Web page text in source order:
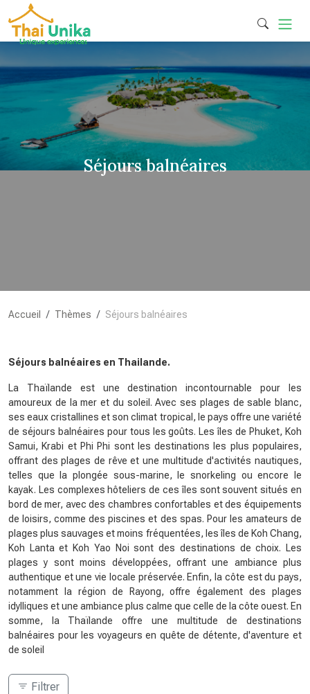
Séjours balnéaires
Accueil Thèmes Séjours balnéaires
Séjours balnéaires en Thailande.
La Thaïlande est une destination incontournable pour les
amoureux de la mer et du soleil. Avec ses plages de sable blanc,
ses eaux cristallines et son climat tropical, le pays offre une variété
de séjours balnéaires pour tous les goûts. Les îles de Phuket, Koh
Samui, Krabi et Phi Phi sont les destinations les plus populaires,
offrant des plages de rêve et une multitude d'activités nautiques,
telles que la plongée sous-marine, le snorkeling ou encore le
kayak. Les complexes hôteliers de ces îles sont souvent situés en
bord de mer, avec des chambres confortables et des équipements
de loisirs, comme des piscines et des spas. Pour les amateurs de
plages plus sauvages et moins fréquentées, les îles de Koh Chang,
Koh Lanta et Koh Yao Noi sont des destinations de choix. Les
plages y sont moins développées, offrant une ambiance plus
authentique et une vie locale préservée. Enfin, la côte est du pays,
notamment la région de Rayong, offre également des plages
idylliques et une ambiance plus calme que celle de la côte ouest. En
somme, la Thaïlande offre une multitude de destinations
balnéaires pour les voyageurs en quête de détente, d'aventure et
de soleil
Filtrer